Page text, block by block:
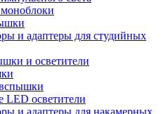
и адаптеры для студийных
и осветители
LED осветители
и адаптеры для накамерных